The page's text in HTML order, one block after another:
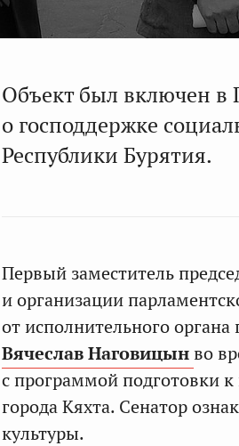
Объект был включен в
о господдержке
Республики Бурятия.
Первый заместитель
и организации
от исполнительного органа
Вячеслав Наговицынво
с программой подготовки
города Кяхта. Сенатор
культуры.